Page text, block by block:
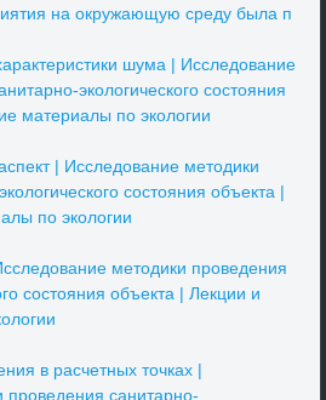
на окружающую среду была п
шума | Исследование
экологического состояния
материалы по экологии
| Исследование методики
состояния объекта |
по экологии
методики проведения
состояния объекта | Лекции и
в расчетных точках |
проведения санитарно-